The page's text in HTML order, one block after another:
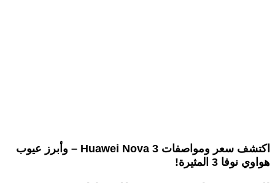
اكتشف سعر ومواصفات Huawei Nova 3 – وأبرز عيوب
هواوي نوفا 3 المثيرة!